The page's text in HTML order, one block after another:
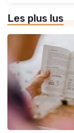
Les plus lus